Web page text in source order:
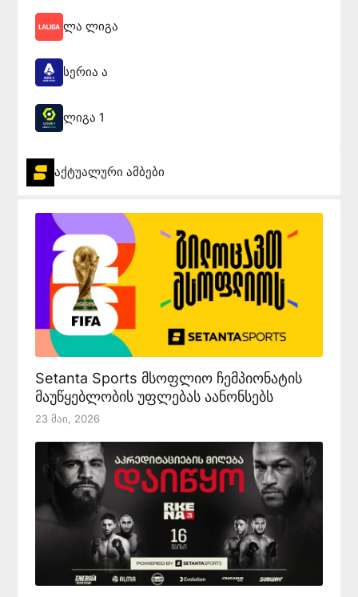
ლა ლიგა
სერია ა
ლიგა 1
აქტუალური ამბები
Setanta Sports მსოფლიო ჩემპიონატის
მაუწყებლობის უფლებას აანონსებს
23 Მაი, 2026